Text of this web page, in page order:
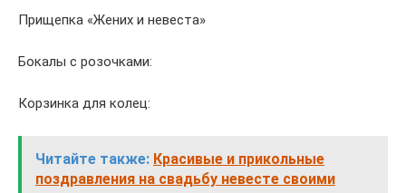
Прищепка «Жених и невеста»
Бокалы с розочками:
Корзинка для колец:
Читайте также: Красивые и прикольные
поздравления на свадьбу невесте своими